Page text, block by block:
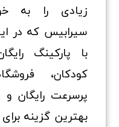
زیادی را به
سیرابیس که در
با پارکینگ
کودکان،
پرسرعت رایگان و
بهترین گزینه